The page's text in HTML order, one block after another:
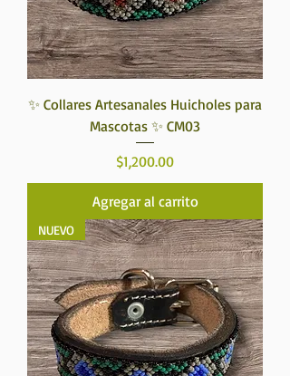
✨ Collares Artesanales Huicholes para
Mascotas ✨ CM03
Precio
$1,200.00
Agregar al carrito
NUEVO